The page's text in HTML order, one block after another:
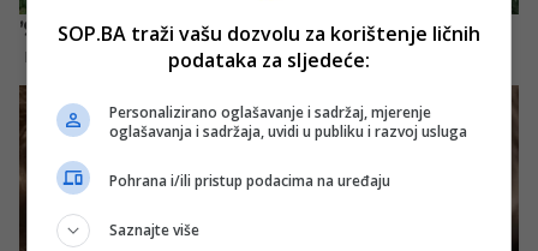
SOP.BA traži vašu dozvolu za korištenje ličnih
podataka za sljedeće:
Personalizirano oglašavanje i sadržaj, mjerenje
oglašavanja i sadržaja, uvidi u publiku i razvoj usluga
Pohrana i/ili pristup podacima na uređaju
Saznajte više